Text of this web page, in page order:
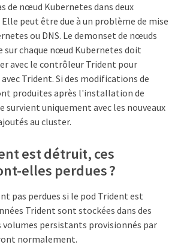
de nœud Kubernetes dans deux
peut être due à un problème de mise
ou DNS. Le demonset de nœuds
sur chaque nœud Kubernetes doit
avec le contrôleur Trident pour
Trident. Si des modifications de
produites après l'installation de
survient uniquement avec les nouveaux
au cluster.
est détruit, ces
elles perdues ?
pas perdues si le pod Trident est
Trident sont stockées dans des
volumes persistants provisionnés par
normalement.